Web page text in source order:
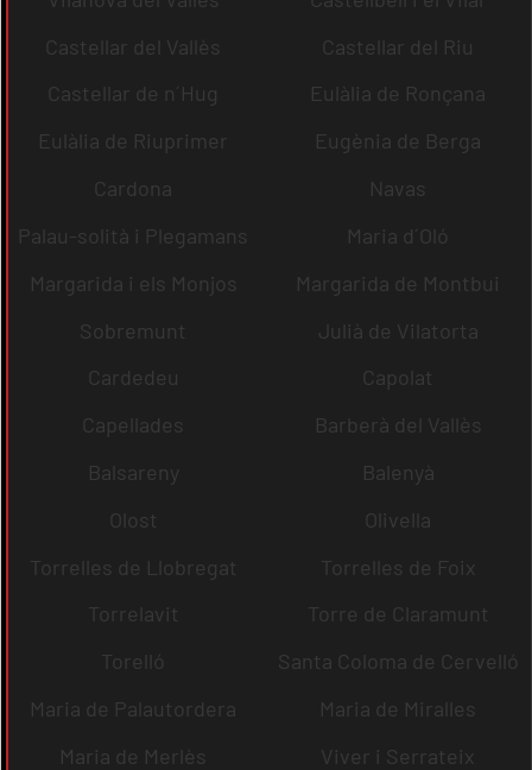
Castellar del Vallès
Castellar del Riu
Castellar de n´Hug
Eulàlia de Ronçana
Eulàlia de Riuprimer
Eugènia de Berga
Cardona
Navas
Palau-solità i Plegamans
Maria d´Oló
Margarida i els Monjos
Margarida de Montbui
Sobremunt
Julià de Vilatorta
Cardedeu
Capolat
Capellades
Barberà del Vallès
Balsareny
Balenyà
Olost
Olivella
Torrelles de Llobregat
Torrelles de Foix
Torrelavit
Torre de Claramunt
Torelló
Santa Coloma de Cervelló
Maria de Palautordera
Maria de Miralles
Maria de Merlès
Viver i Serrateix